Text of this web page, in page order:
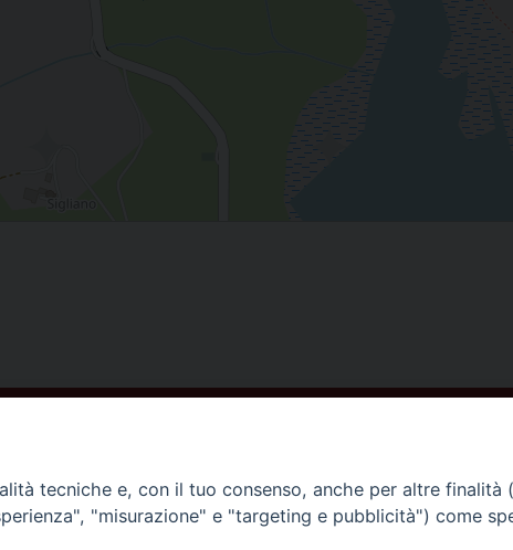
tecniche e, con il tuo consenso, anche per altre finalità
"misurazione" e "targeting e pubblicità") come